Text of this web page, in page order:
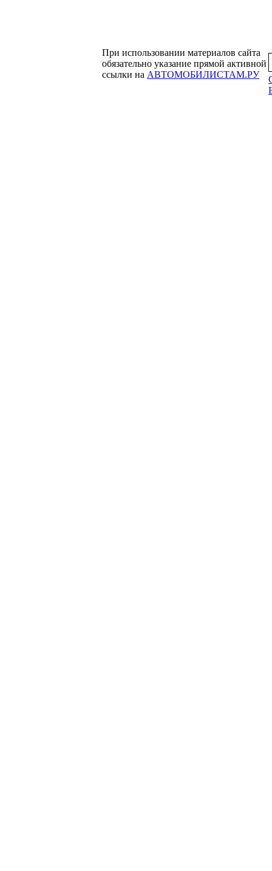
При использовании материалов сайта
обязательно указание прямой активной
ссылки на АВТОМОБИЛИСТАМ.РУ